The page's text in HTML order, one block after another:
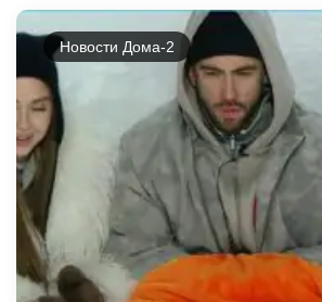
Новости Дома-2